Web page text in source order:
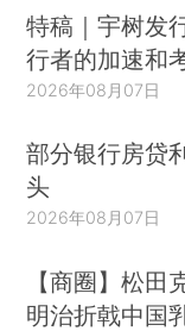
特稿｜宇树发
行者的加速和
2026年08月07日
部分银行房贷
头
2026年08月07日
【商圈】松田
明治折戟中国